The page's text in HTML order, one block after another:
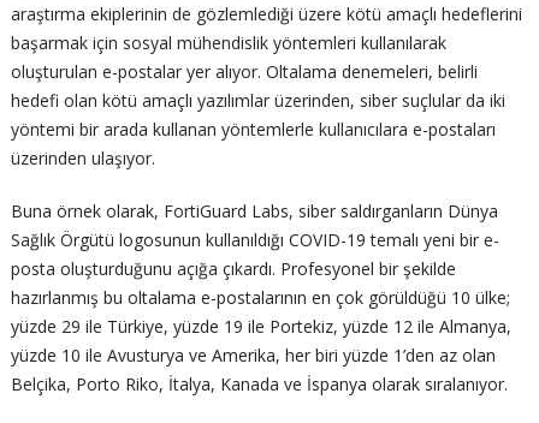
araştırma ekiplerinin de gözlemlediği üzere kötü amaçlı hedeflerini
başarmak için sosyal mühendislik yöntemleri kullanılarak
oluşturulan e-postalar yer alıyor. Oltalama denemeleri, belirli
hedefi olan kötü amaçlı yazılımlar üzerinden, siber suçlular da iki
yöntemi bir arada kullanan yöntemlerle kullanıcılara e-postaları
üzerinden ulaşıyor.
Buna örnek olarak, FortiGuard Labs, siber saldırganların Dünya
Sağlık Örgütü logosunun kullanıldığı COVID-19 temalı yeni bir e-
posta oluşturduğunu açığa çıkardı. Profesyonel bir şekilde
hazırlanmış bu oltalama e-postalarının en çok görüldüğü 10 ülke;
yüzde 29 ile Türkiye, yüzde 19 ile Portekiz, yüzde 12 ile Almanya,
yüzde 10 ile Avusturya ve Amerika, her biri yüzde 1’den az olan
Belçika, Porto Riko, İtalya, Kanada ve İspanya olarak sıralanıyor.